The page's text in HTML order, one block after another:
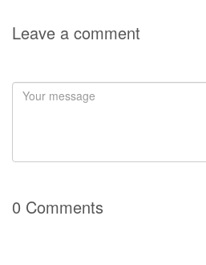
Leave a comment
0 Comments